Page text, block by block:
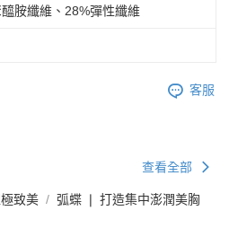
胺纖維、28%彈性纖維
客服
查看全部
致美 弧蝶 ❘ 打造集中澎潤美胸